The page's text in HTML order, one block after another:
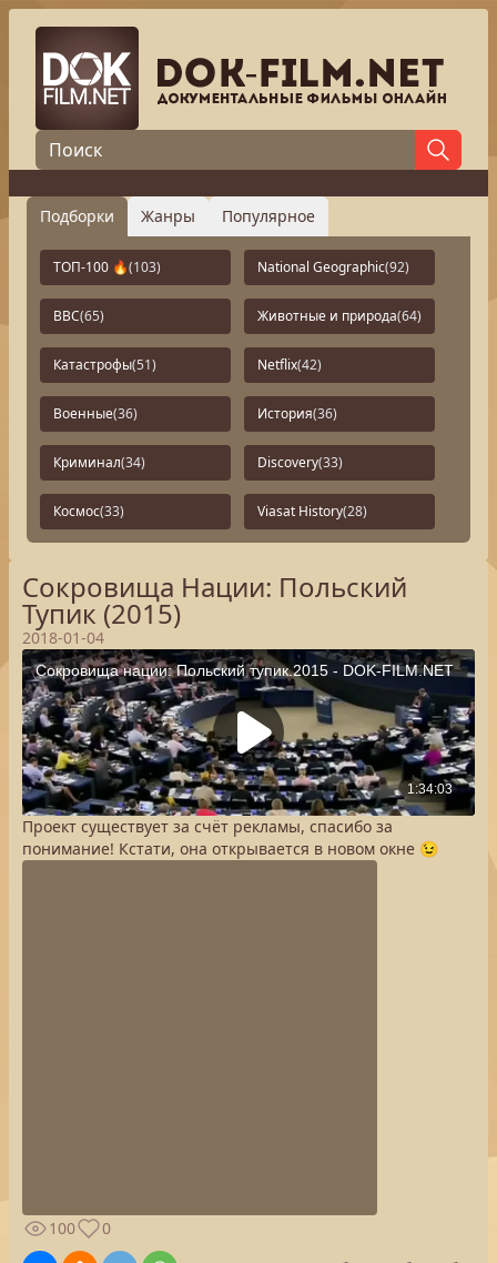
Подборки Жанры Популярное
ТОП-100 🔥(103) National Geographic(92)
BBC(65) Животные и природа(64)
Катастрофы(51) Netflix(42)
Военные(36) История(36)
Криминал(34) Discovery(33)
Космос(33) Viasat History(28)
Сокровища Нации: Польский
Тупик (2015)
2018-01-04
Проект существует за счёт рекламы, спасибо за
понимание! Кстати, она открывается в новом окне 😉
100
0